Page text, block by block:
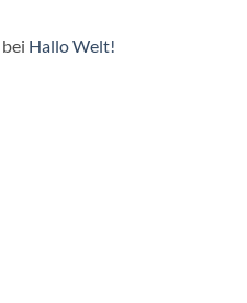
bei Hallo Welt!